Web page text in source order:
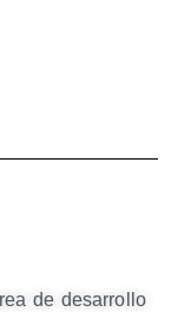
de desarrollo